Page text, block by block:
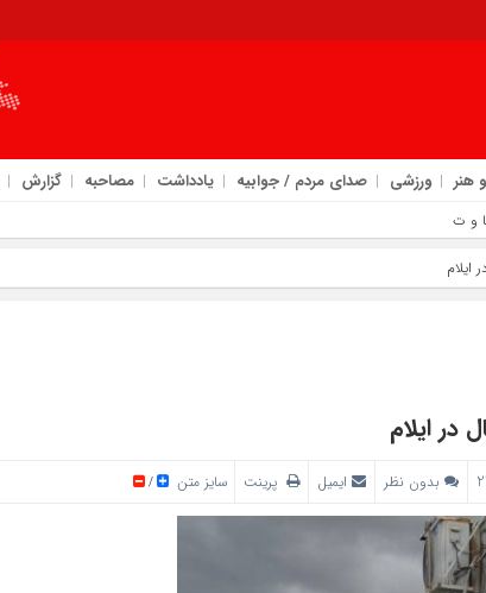
هنر ورزشی صدای مردم / جوابیه یادداشت مصاحبه گزارش
توزیع شهرستانی تسهیلات
بدون نظر ایمیل پرینت سایز متن /